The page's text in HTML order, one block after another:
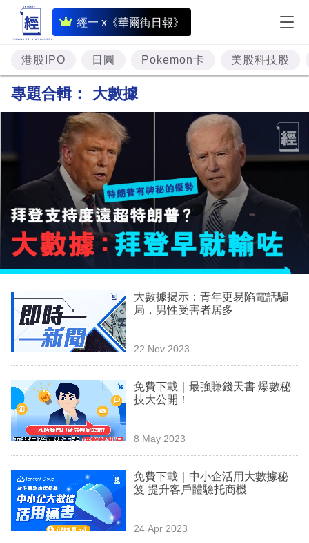
經一 x《華爾街日報》
即
時
財
經
題
投
資
樓
市
理
財
業
科
技
場
生
時
事
港股IPO 日圓 Pokemon卡 美股科技股
專題合輯： 大數據
大數據揭示：青年更易陷電話騙
局，男性受害者居多
22 Nov 2023
免費下載｜最強賺錢天書 爆數秘
技大公開！
8 May 2023
免費下載｜中小企活用大數據秘
笈 提升客戶體驗托商機
24 Apr 2023